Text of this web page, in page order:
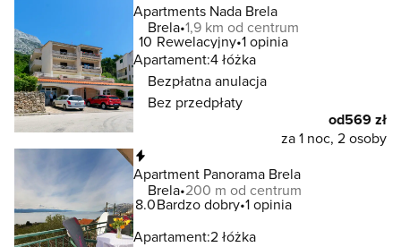
Apartments Nada Brela
Brela 1,9 km od centrum
10 Rewelacyjny 1 opinia
Apartament:4 łóżka
Bezpłatna anulacja
Bez przedpłaty
od569 zł
za 1 noc, 2 osoby
Apartment Panorama Brela
Brela 200 m od centrum
8.0Bardzo dobry 1 opinia
Apartament:2 łóżka